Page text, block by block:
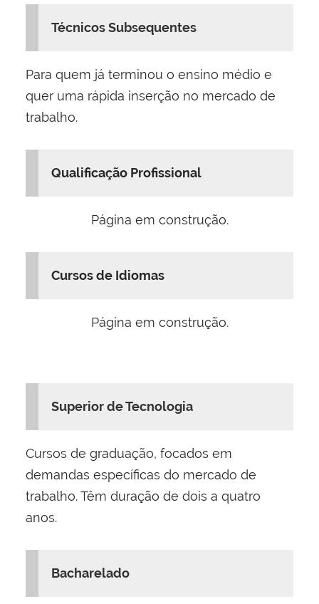
Técnicos Subsequentes
Para quem já terminou o ensino médio e
quer uma rápida inserção no mercado de
trabalho.
Qualificação Profissional
Página em construção.
Cursos de Idiomas
Página em construção.
Superior de Tecnologia
Cursos de graduação, focados em
demandas específicas do mercado de
trabalho. Têm duração de dois a quatro
anos.
Bacharelado